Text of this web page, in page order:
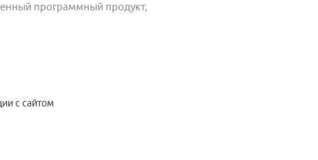
программный продукт,
с сайтом